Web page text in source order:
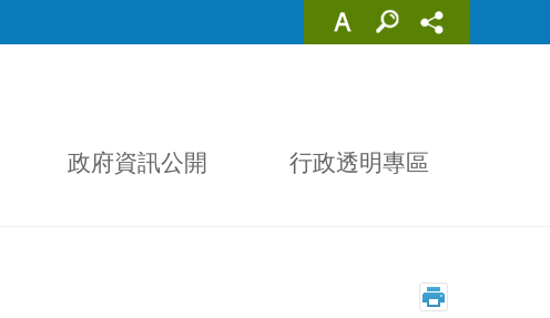
政府資訊公開
行政透明專區